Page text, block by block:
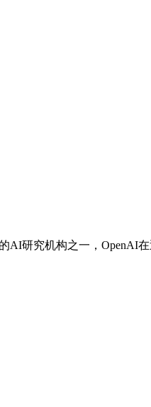
研究机构之一，OpenAI